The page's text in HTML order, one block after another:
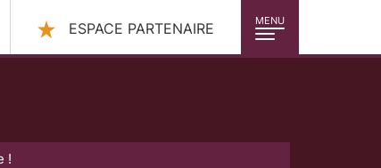
MENU
ESPACE PARTENAIRE
!